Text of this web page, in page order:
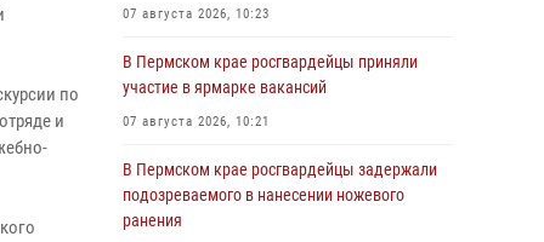
по
и
07 августа 2026, 10:23
В Пермском крае росгвардейцы приняли
участие в ярмарке вакансий
07 августа 2026, 10:21
В Пермском крае росгвардейцы задержали
подозреваемого в нанесении ножевого
ранения